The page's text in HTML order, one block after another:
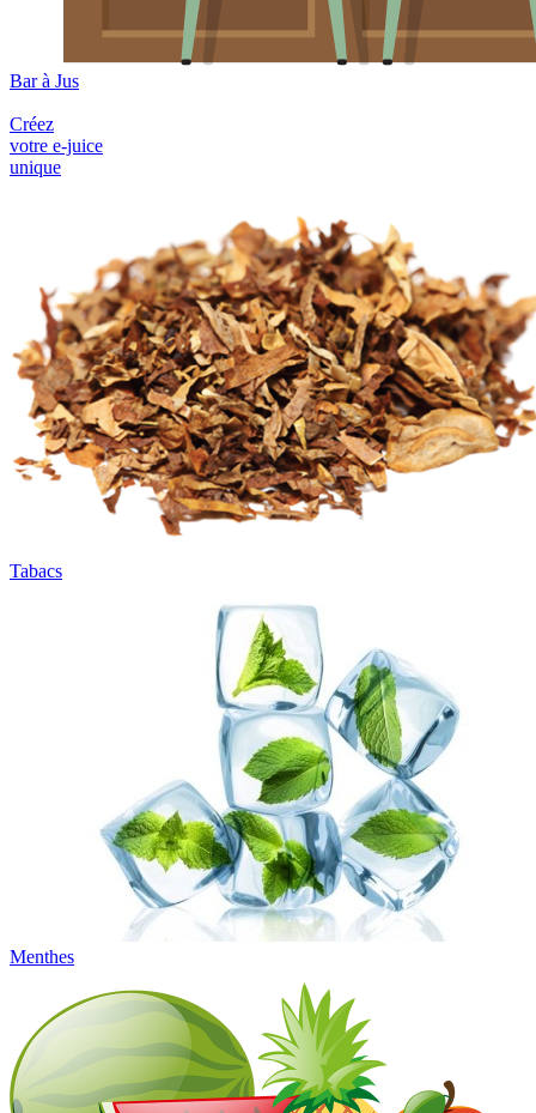
Bar à Jus
Créez
votre e-juice
unique
Tabacs
Menthes